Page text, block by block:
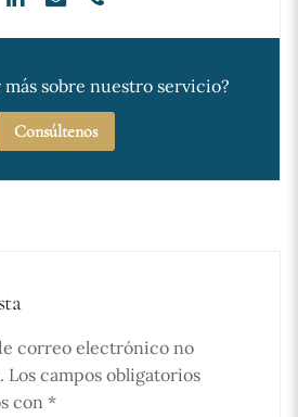
más sobre nuestro servicio?
Consúltenos
correo electrónico no
Los campos obligatorios
con *